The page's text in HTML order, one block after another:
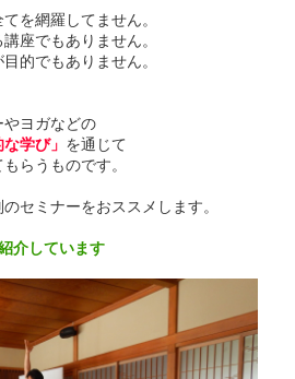
を網羅してません。
座でもありません。
的でもありません。
ヨガなどの
学び」 を通じて
らうものです。
セミナーをおススメします。
介しています